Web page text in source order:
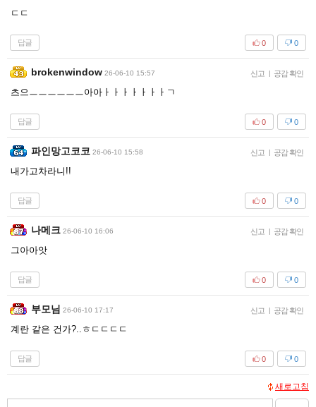
ㄷㄷ
답글 0
0
brokenwindow 26-06-10 15:57 신고 | 공감 확인
츠으ㅡㅡㅡㅡㅡㅡ아아ㅏㅏㅏㅏㅏㅏㅏㄱ
답글 0
0
파인망고코코 26-06-10 15:58 신고 | 공감 확인
내가고차라니!!
답글 0
0
나메크 26-06-10 16:06 신고 | 공감 확인
그아아앗
답글 0
0
부모님 26-06-10 17:17 신고 | 공감 확인
계란 같은 건가?..ㅎㄷㄷㄷㄷ
답글 0
0
새로고침